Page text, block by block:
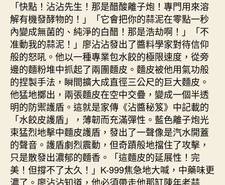
「快點！沾沾先生！那是醋酸離子炮！專門用來溶
解有機發酵物的！」「它會把你的蒜泥在零點一秒
內變成無菌的、純淨的白醋！那是浩劫啊！」「不
准動我的蒜泥！」廖沾沾發出了醬料學家對待信仰
般的怒吼。他以一種專業包水餃的極限速度，從旁
邊的麵粉堆中抓起了兩團麵皮。麵皮被他用氣功般
的捏製手法，瞬間擴大成直徑三公尺的巨大麵皮。
他猛地擲出，兩張麵皮在空中交疊，變成一個半透
明的防禦護盾。這就是家傳《沾醬秘笈》中記載的
「水餃皮護盾」，薄韌而充滿彈性。藍色離子炮光
束猛烈地擊中麵皮護盾，發出了一聲像是汽水開蓋
的聲音。護盾劇烈震動，但奇蹟般地擋住了攻擊，
只是散發出濃郁的麵香。「這麵皮的延展性！完
美！但撐不了太久！」K-999焦急地大喊，中藥味更
濃了。廖沾沾知道，他必須帶走他那缸陳年老蒜